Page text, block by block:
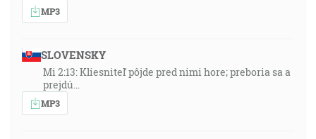
MP3
SLOVENSKY
Mi 2:13: Kliesniteľ pôjde pred nimi hore; preboria sa a
prejdú…
MP3